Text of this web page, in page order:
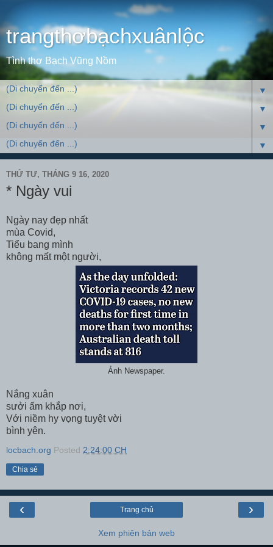
trangthơbạchxuânlộc
Tình thơ Bạch Vũng Nồm
▼
▼
▼
▼
THỨ TƯ, THÁNG 9 16, 2020
* Ngày vui
Ngày nay đẹp nhất
mùa Covid,
Tiểu bang mình
không mất một người,
Ảnh Newspaper.
Nắng xuân
sưởi ấm khắp nơi,
Với niềm hy vọng tuyệt vời
bình yên.
locbach.org Posted 2:24:00 CH
Chia sẻ
‹ ›
Trang chủ
Xem phiên bản web